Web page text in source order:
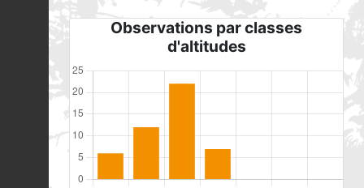
Observations par classes
d'altitudes